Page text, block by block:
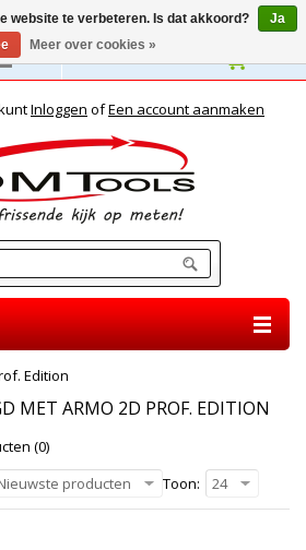
Inloggen ofEen account aanmaken
Edition
MET ARMO 2D PROF. EDITION
(0)
producten Toon: 24
website te verbeteren. Is dat akkoord?
Ja
Meer over cookies »